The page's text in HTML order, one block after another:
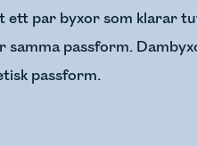
ett par byxor som klarar
passform.
passform.